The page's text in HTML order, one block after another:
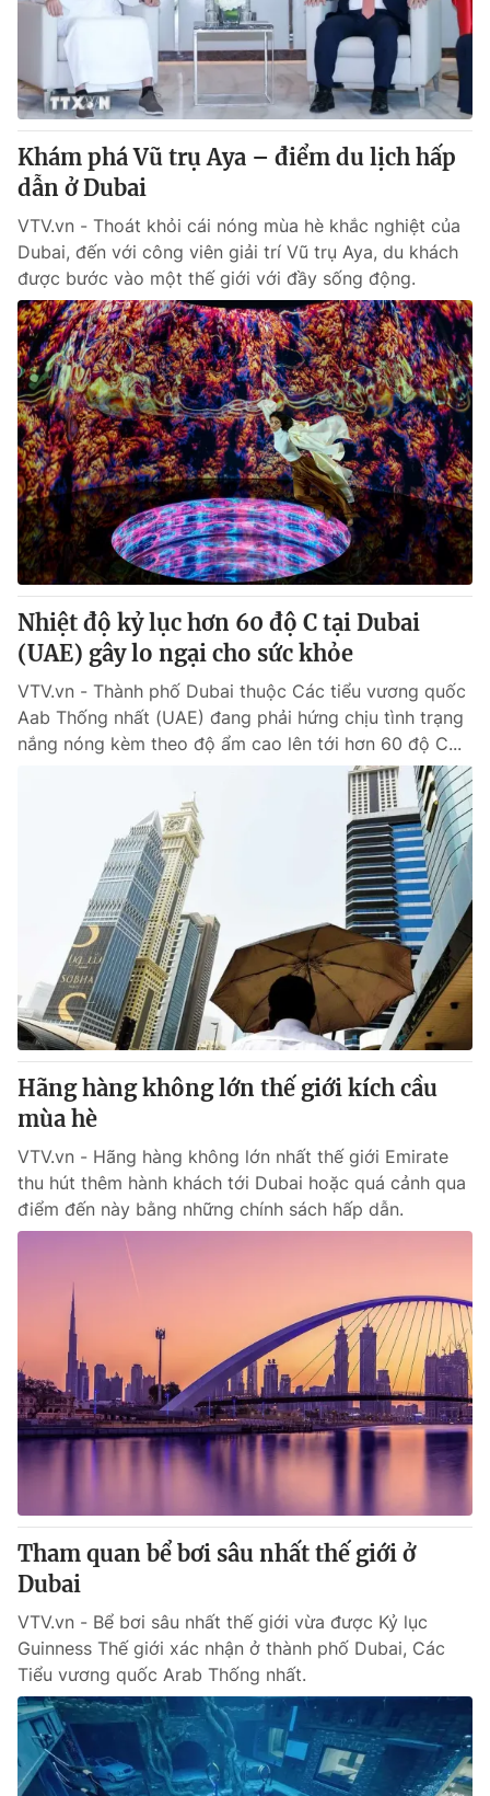
Khám phá Vũ trụ Aya – điểm du lịch hấp
dẫn ở Dubai
VTV.vn - Thoát khỏi cái nóng mùa hè khắc nghiệt của
Dubai, đến với công viên giải trí Vũ trụ Aya, du khách
được bước vào một thế giới với đầy sống động.
Nhiệt độ kỷ lục hơn 60 độ C tại Dubai
(UAE) gây lo ngại cho sức khỏe
VTV.vn - Thành phố Dubai thuộc Các tiểu vương quốc
Aab Thống nhất (UAE) đang phải hứng chịu tình trạng
nắng nóng kèm theo độ ẩm cao lên tới hơn 60 độ C...
Hãng hàng không lớn thế giới kích cầu
mùa hè
VTV.vn - Hãng hàng không lớn nhất thế giới Emirate
thu hút thêm hành khách tới Dubai hoặc quá cảnh qua
điểm đến này bằng những chính sách hấp dẫn.
Tham quan bể bơi sâu nhất thế giới ở
Dubai
VTV.vn - Bể bơi sâu nhất thế giới vừa được Kỷ lục
Guinness Thế giới xác nhận ở thành phố Dubai, Các
Tiểu vương quốc Arab Thống nhất.